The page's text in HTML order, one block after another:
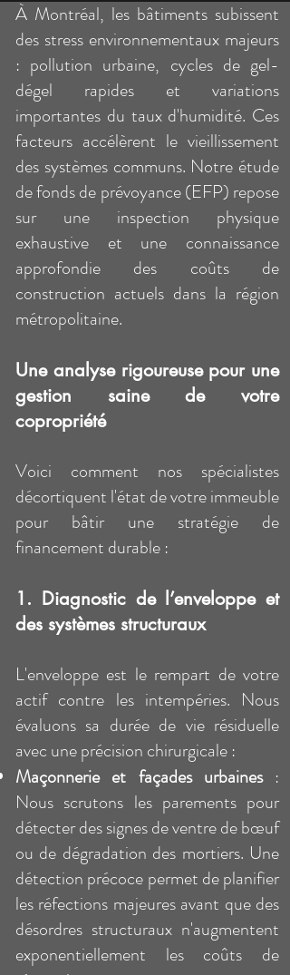
À Montréal, les bâtiments subissent
des stress environnementaux majeurs
: pollution urbaine, cycles de gel-
dégel rapides et variations
importantes du taux d'humidité. Ces
facteurs accélèrent le vieillissement
des systèmes communs. Notre étude
de fonds de prévoyance (EFP) repose
sur une inspection physique
exhaustive et une connaissance
approfondie des coûts de
construction actuels dans la région
métropolitaine.
Une analyse rigoureuse pour une
gestion saine de votre
copropriété
Voici comment nos spécialistes
décortiquent l'état de votre immeuble
pour bâtir une stratégie de
financement durable :
1. Diagnostic de l’enveloppe et
des systèmes structuraux
L'enveloppe est le rempart de votre
actif contre les intempéries. Nous
évaluons sa durée de vie résiduelle
avec une précision chirurgicale :
Maçonnerie et façades urbaines :
Nous scrutons les parements pour
détecter des signes de ventre de bœuf
ou de dégradation des mortiers. Une
détection précoce permet de planifier
les réfections majeures avant que des
désordres structuraux n'augmentent
exponentiellement les coûts de